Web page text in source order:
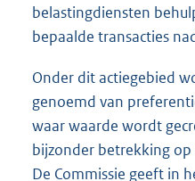
belastingdiensten
bepaalde transacties
Onder dit actiegebied
genoemd van
waar waarde wordt
bijzonder betrekking
De Commissie geeft in